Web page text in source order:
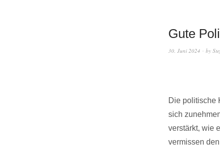
Gute
30. Juni 2024 by
Die politische
sich
verstärkt, wie
vermissen